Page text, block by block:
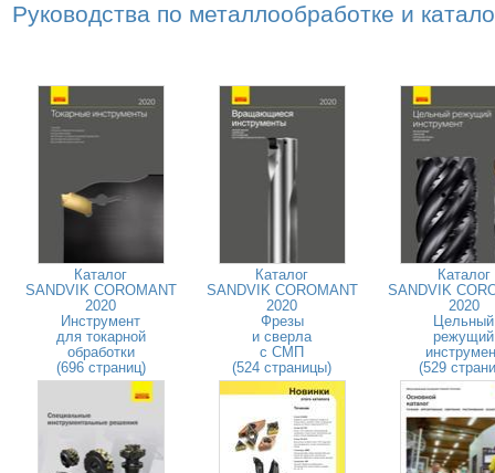
Руководства по металлообработке и
Каталог
SANDVIK COROMANT
2020
Инструмент
для токарной
обработки
(696 страниц)
Каталог
SANDVIK COROMANT
2020
Фрезы
и сверла
с СМП
(524 страницы)
Каталог
SANDVIK
2020
Цельный
режущий
(529